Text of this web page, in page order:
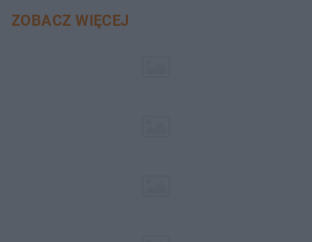
ZOBACZ WIĘCEJ